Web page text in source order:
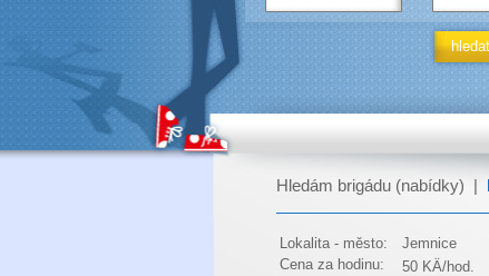
Hledám brigádu (nabídky)
Lokalita - město:
Jemnice
Cena za hodinu:
50 KÄ/hod.